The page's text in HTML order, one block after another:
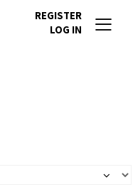
REGISTER
LOG IN